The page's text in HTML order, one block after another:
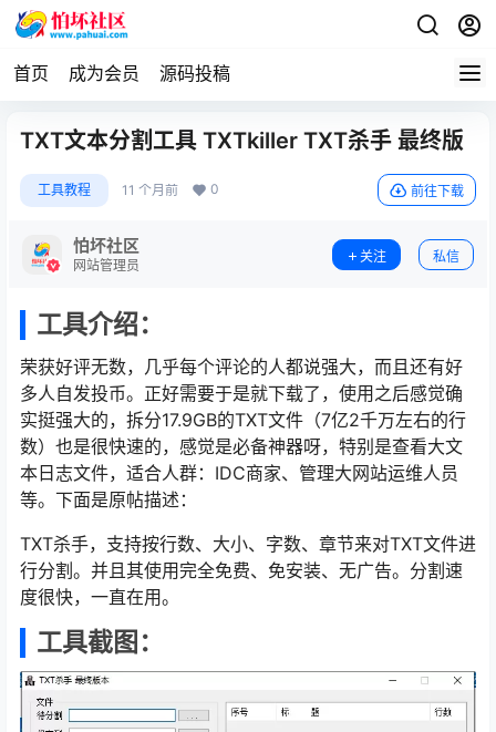
首页 成为会员 源码投稿
TXT文本分割工具 TXTkiller TXT杀手 最终版
工具教程 11 个月前 0 前往下载
怕坏社区
网站管理员
关注 私信
工具介绍：
荣获好评无数，几乎每个评论的人都说强大，而且还有好
多人自发投币。正好需要于是就下载了，使用之后感觉确
实挺强大的，拆分17.9GB的TXT文件（7亿2千万左右的行
数）也是很快速的，感觉是必备神器呀，特别是查看大文
本日志文件，适合人群：IDC商家、管理大网站运维人员
等。下面是原帖描述：
TXT杀手，支持按行数、大小、字数、章节来对TXT文件进
行分割。并且其使用完全免费、免安装、无广告。分割速
度很快，一直在用。
工具截图：